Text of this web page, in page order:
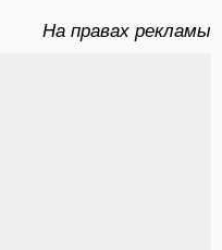
На правах рекламы